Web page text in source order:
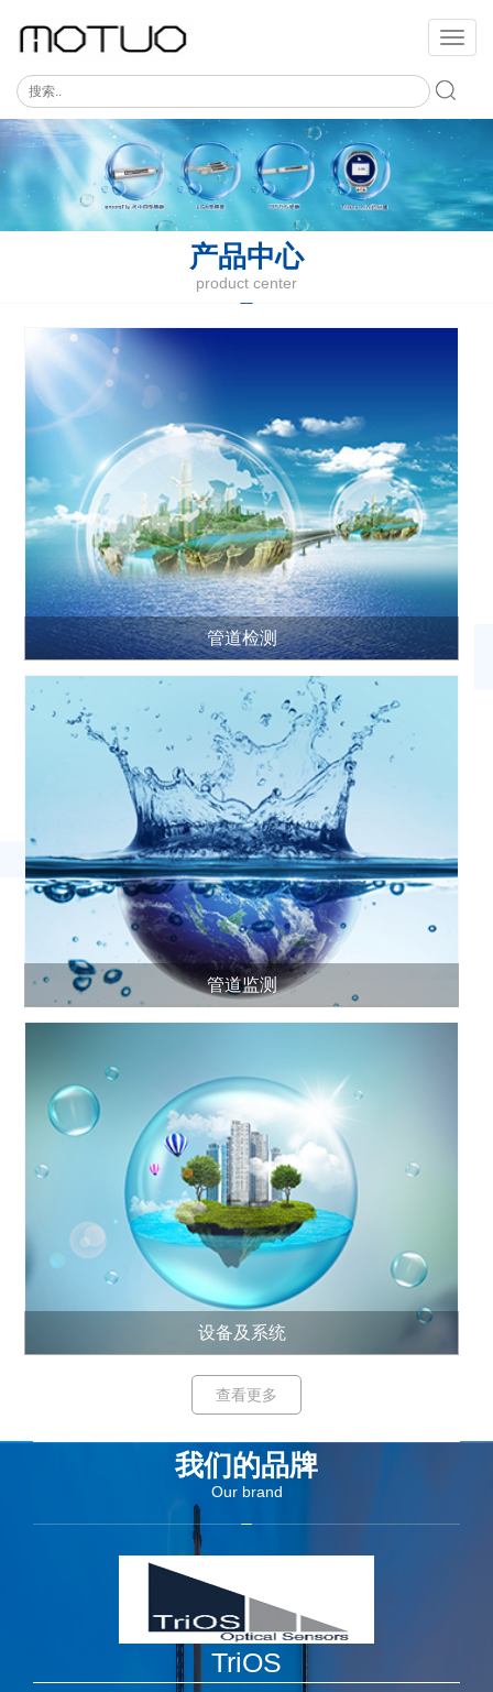
切
换
航
产品中心
product center
管道检测
管道监测
设备及系统
查看更多
我们的品牌
Our brand
TriOS